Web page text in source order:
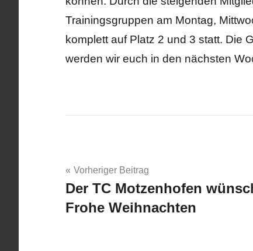
Trainingsgruppen am Montag,
komplett auf Platz 2 und 3 statt. Die
werden wir euch in den nächsten
Beitragsnavigation
Vorheriger Beitrag
Der TC Motzenhofen
Frohe Weihnachten